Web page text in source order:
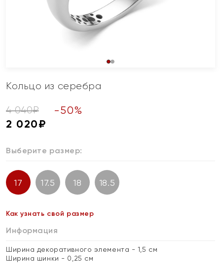
Кольцо из серебра
4 040₽ -50%
2 020₽
Выберите размер:
17 17.5 18 18.5
Как узнать свой размер
Информация
Ширина декоративного элемента - 1,5 см
Ширина шинки - 0,25 см